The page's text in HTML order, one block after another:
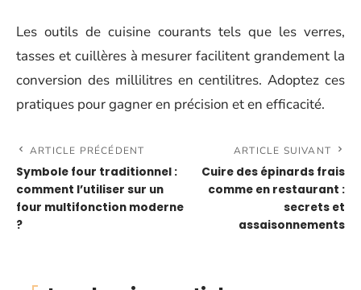
Les outils de cuisine courants tels que les verres,
tasses et cuillères à mesurer facilitent grandement la
conversion des millilitres en centilitres. Adoptez ces
pratiques pour gagner en précision et en efficacité.
ARTICLE PRÉCÉDENT
Symbole four traditionnel :
comment l’utiliser sur un
four multifonction moderne
?
ARTICLE SUIVANT
Cuire des épinards frais
comme en restaurant :
secrets et
assaisonnements